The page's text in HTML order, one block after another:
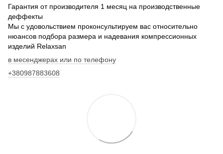
Гарантия от производителя 1 месяц на производственные
деффекты
Мы с удовольствием проконсультируем вас относительно
нюансов подбора размера и надевания компрессионных
изделий Relaxsan
в месенджерах или по телефону
+380987883608